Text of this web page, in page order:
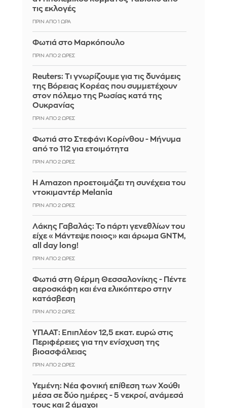
τις εκλογές
ΠΡΙΝ ΑΠΌ 1 ΏΡΑ
Φωτιά στο Μαρκόπουλο
ΠΡΙΝ ΑΠΌ 2 ΏΡΕΣ
Reuters: Τι γνωρίζουμε για τις δυνάμεις
της Βόρειας Κορέας που συμμετέχουν
στον πόλεμο της Ρωσίας κατά της
Ουκρανίας
ΠΡΙΝ ΑΠΌ 2 ΏΡΕΣ
Φωτιά στο Στεφάνι Κορίνθου - Μήνυμα
από το 112 για ετοιμότητα
ΠΡΙΝ ΑΠΌ 2 ΏΡΕΣ
Η Amazon προετοιμάζει τη συνέχεια του
ντοκιμαντέρ Melania
ΠΡΙΝ ΑΠΌ 2 ΏΡΕΣ
Λάκης Γαβαλάς: Το πάρτι γενεθλίων του
είχε «Μάντεψε ποιος» και άρωμα GNTM,
all day long!
ΠΡΙΝ ΑΠΌ 2 ΏΡΕΣ
Φωτιά στη Θέρμη Θεσσαλονίκης - Πέντε
αεροσκάφη και ένα ελικόπτερο στην
κατάσβεση
ΠΡΙΝ ΑΠΌ 2 ΏΡΕΣ
ΥΠΑΑΤ: Επιπλέον 12,5 εκατ. ευρώ στις
Περιφέρειες για την ενίσχυση της
βιοασφάλειας
ΠΡΙΝ ΑΠΌ 2 ΏΡΕΣ
Υεμένη: Νέα φονική επίθεση των Χούθι
μέσα σε δύο ημέρες - 5 νεκροί, ανάμεσά
τους και 2 άμαχοι